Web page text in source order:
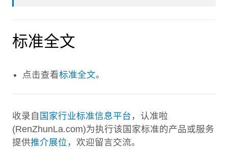
标准全文
点击查看标准全文。
收录自 国家行业标准信息平台 ，认准啦
(RenZhunLa.com)为执行该国家标准的产品或服务
提供推介展位 ，欢迎留言交流。